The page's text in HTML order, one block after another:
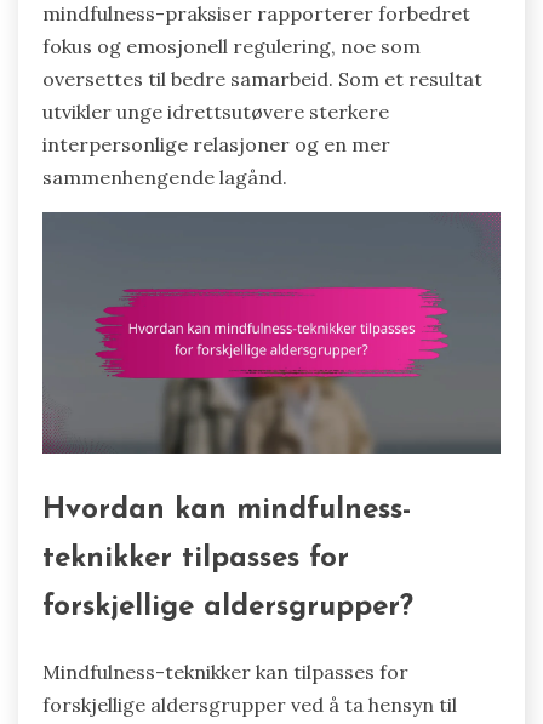
mindfulness-praksiser rapporterer forbedret
fokus og emosjonell regulering, noe som
oversettes til bedre samarbeid. Som et resultat
utvikler unge idrettsutøvere sterkere
interpersonlige relasjoner og en mer
sammenhengende lagånd.
Hvordan kan mindfulness-
teknikker tilpasses for
forskjellige aldersgrupper?
Mindfulness-teknikker kan tilpasses for
forskjellige aldersgrupper ved å ta hensyn til